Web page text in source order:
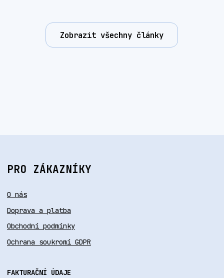
Zobrazit všechny články
PRO ZÁKAZNÍKY
O nás
Doprava a platba
Obchodní podmínky
Ochrana soukromí GDPR
FAKTURAČNÍ ÚDAJE